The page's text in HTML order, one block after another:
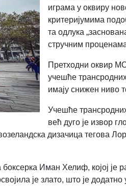
играма у оквиру
критеријумима
та одлука
стручним
Претходни оквир
учешће
имају снижен ниво
Учешће
већ дуго је извор
дизачица тегова
Иман Хелиф, којој је
је злато, што је додатно